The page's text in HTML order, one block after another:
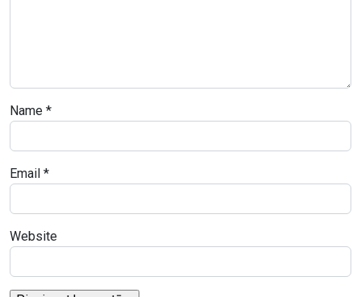
Name *
Email *
Website